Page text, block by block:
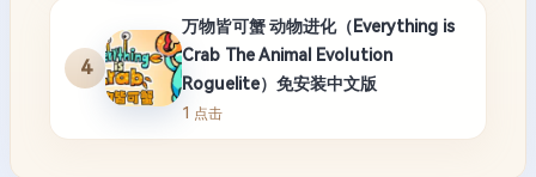
4
万物皆可蟹 动物进化（Everything is
Crab The Animal Evolution
Roguelite）免安装中文版
1 点击